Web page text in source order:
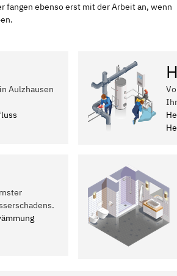
fangen ebenso erst mit der Arbeit an, wenn
Aulzhausen